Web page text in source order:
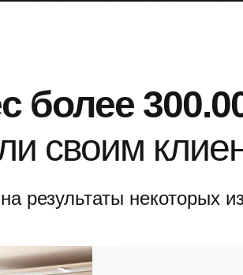
более
своим
результаты некоторых